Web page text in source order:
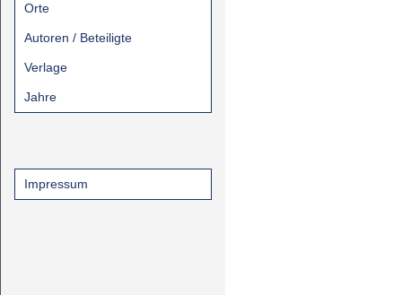
Orte
Autoren / Beteiligte
Verlage
Jahre
Impressum